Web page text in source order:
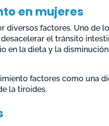
en mujeres
diversos factores. Uno de
el tránsito
en la dieta y la
factores como una
la tiroides.